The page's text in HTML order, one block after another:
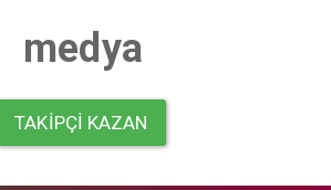
medya
TAKIPÇI KAZAN